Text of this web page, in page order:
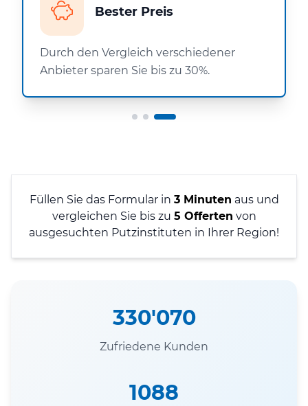
Bester Preis
Durch den Vergleich verschiedener
Anbieter sparen Sie bis zu 30%.
Füllen Sie das Formular in 3 Minuten aus und
vergleichen Sie bis zu 5 Offerten von
ausgesuchten Putzinstituten in Ihrer Region!
330'070
Zufriedene Kunden
1088